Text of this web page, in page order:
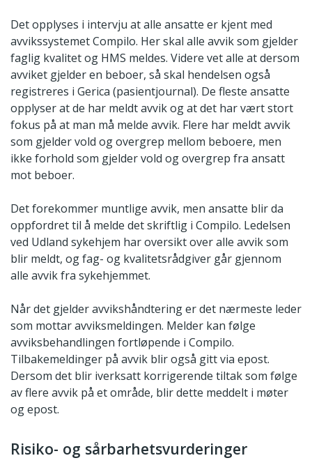
Det opplyses i intervju at alle ansatte er kjent med
avvikssystemet Compilo. Her skal alle avvik som gjelder
faglig kvalitet og HMS meldes. Videre vet alle at dersom
avviket gjelder en beboer, så skal hendelsen også
registreres i Gerica (pasientjournal). De fleste ansatte
opplyser at de har meldt avvik og at det har vært stort
fokus på at man må melde avvik. Flere har meldt avvik
som gjelder vold og overgrep mellom beboere, men
ikke forhold som gjelder vold og overgrep fra ansatt
mot beboer.
Det forekommer muntlige avvik, men ansatte blir da
oppfordret til å melde det skriftlig i Compilo. Ledelsen
ved Udland sykehjem har oversikt over alle avvik som
blir meldt, og fag- og kvalitetsrådgiver går gjennom
alle avvik fra sykehjemmet.
Når det gjelder avvikshåndtering er det nærmeste leder
som mottar avviksmeldingen. Melder kan følge
avviksbehandlingen fortløpende i Compilo.
Tilbakemeldinger på avvik blir også gitt via epost.
Dersom det blir iverksatt korrigerende tiltak som følge
av flere avvik på et område, blir dette meddelt i møter
og epost.
Risiko- og sårbarhetsvurderinger